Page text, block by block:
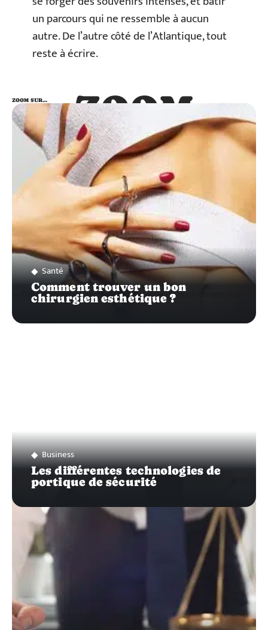
un parcours qui ne ressemble à aucun
autre. De l’autre côté de l’Atlantique, tout
reste à écrire.
ZOOM
SUR…
ZOOM SUR…
Santé
Comment trouver un bon
chirurgien esthétique ?
Business
Les différentes technologies de
portique de sécurité